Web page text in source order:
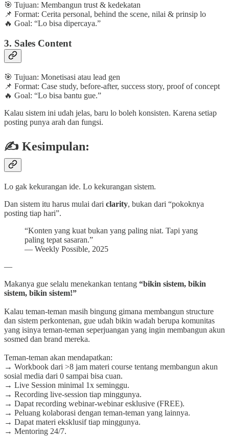
🎯 Tujuan: Membangun trust & kedekatan
📌 Format: Cerita personal, behind the scene, nilai & prinsip lo
🔥 Goal: “Lo bisa dipercaya.”
3. Sales Content
🎯 Tujuan: Monetisasi atau lead gen
📌 Format: Case study, before-after, success story, proof of concept
🔥 Goal: “Lo bisa bantu gue.”
Kalau sistem ini udah jelas, baru lo boleh konsisten. Karena setiap
posting punya arah dan fungsi.
✍️ Kesimpulan:
Lo gak kekurangan ide. Lo kekurangan sistem.
Dan sistem itu harus mulai dari clarity, bukan dari “pokoknya
posting tiap hari”.
“Konten yang kuat bukan yang paling niat. Tapi yang
paling tepat sasaran.”
— Weekly Possible, 2025
—
Makanya gue selalu menekankan tentang “bikin sistem, bikin
sistem, bikin sistem!”
Kalau teman-teman masih bingung gimana membangun structure
dan sistem perkontenan, gue udah bikin wadah berupa komunitas
yang isinya teman-teman seperjuangan yang ingin membangun akun
sosmed dan brand mereka.
Teman-teman akan mendapatkan:
→ Workbook dari >8 jam materi course tentang membangun akun
sosial media dari 0 sampai bisa cuan.
→ Live Session minimal 1x seminggu.
→ Recording live-session tiap minggunya.
→ Dapat recording webinar-webinar esklusive (FREE).
→ Peluang kolaborasi dengan teman-teman yang lainnya.
→ Dapat materi eksklusif tiap minggunya.
→ Mentoring 24/7.